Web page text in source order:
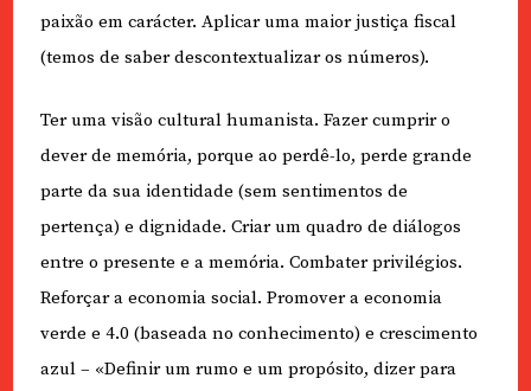
paixão em carácter. Aplicar uma maior justiça fiscal
(temos de saber descontextualizar os números).
Ter uma visão cultural humanista. Fazer cumprir o
dever de memória, porque ao perdê-lo, perde grande
parte da sua identidade (sem sentimentos de
pertença) e dignidade. Criar um quadro de diálogos
entre o presente e a memória. Combater privilégios.
Reforçar a economia social. Promover a economia
verde e 4.0 (baseada no conhecimento) e crescimento
azul – «Definir um rumo e um propósito, dizer para